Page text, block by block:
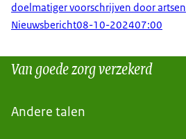
doelmatiger voorschrijven door artsen
Nieuwsbericht08-10-202407:00
Van goede zorg verzekerd
Andere talen